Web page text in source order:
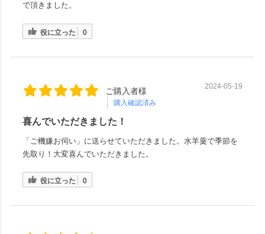
で頂きました。
役に立った 0
ご購入者様
購入確認済み
2024-05-19
喜んでいただきました！
「ご機嫌お伺い」に送らせていただきました。水羊羹で季節を
先取り！大変喜んでいただきました。
役に立った 0